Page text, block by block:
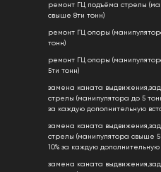
ремонт ГЦ подъёма стрелы
свыше 8ти тонн)
ремонт ГЦ опоры
тонн)
ремонт ГЦ опоры
5ти тонн)
замена каната
стрелы (манипулятора до 5
за каждую дополнительную
замена каната
стрелы (манипулятора свыше
10% за каждую дополнительную
замена каната